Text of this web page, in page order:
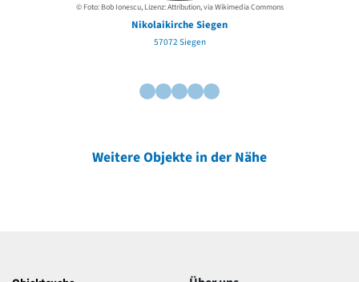
© Foto: Bob Ionescu, Lizenz: Attribution, via Wikimedia Commons
Nikolaikirche Siegen
57072 Siegen
Weitere Objekte in der Nähe